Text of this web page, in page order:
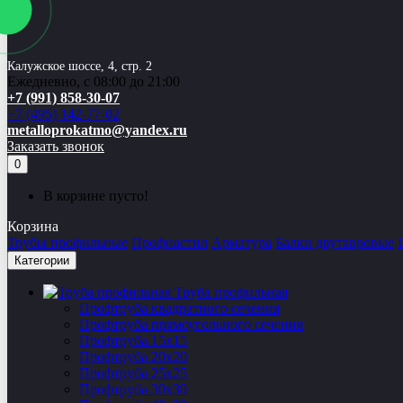
Калужское шоссе, 4, стр. 2
Ежедневно, с 08:00 до 21:00
+7 (991) 858-30-07
+7 (495) 142-77-02
metalloprokatmo@yandex.ru
Заказать звонок
0
В корзине пусто!
Корзина
Трубы профильные Профнастил Арматура Балки двутавровые
Категории
Труба профильная
Профтруба квадратного сечения
Профтруба прямоугольного сечения
Профтруба 15х15
Профтруба 20х20
Профтруба 25х25
Профтруба 30х30